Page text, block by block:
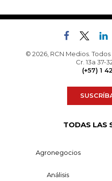
© 2026, RCN Medios.
Cr. 13a 37-
(+57) 1
TODAS LAS
Agronegocios
Análisis